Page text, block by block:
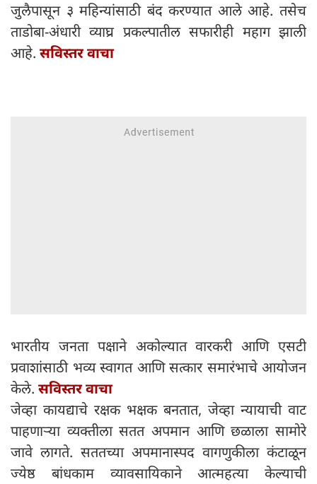
जुलैपासून ३ महिन्यांसाठी बंद करण्यात आले आहे. तसेच
ताडोबा-अंधारी व्याघ्र प्रकल्पातील सफारीही महाग झाली
आहे. सविस्तर वाचा
भारतीय जनता पक्षाने अकोल्यात वारकरी आणि एसटी
प्रवाशांसाठी भव्य स्वागत आणि सत्कार समारंभाचे आयोजन
केले. सविस्तर वाचा
जेव्हा कायद्याचे रक्षक भक्षक बनतात, जेव्हा न्यायाची वाट
पाहणाऱ्या व्यक्तीला सतत अपमान आणि छळाला सामोरे
जावे लागते. सततच्या अपमानास्पद वागणुकीला कंटाळून
ज्येष्ठ बांधकाम व्यावसायिकाने आत्महत्या केल्याची